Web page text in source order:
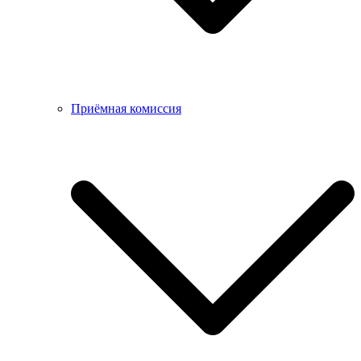
Приёмная комиссия